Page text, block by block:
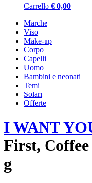
Carrello € 0,00
Marche
Viso
Make-up
Corpo
Capelli
Uomo
Bambini e neonati
Temi
Solari
Offerte
I WANT
First,
g